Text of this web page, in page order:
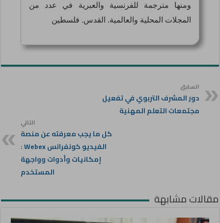
ومنها مترجمة للفرنسية والعبرية في عدد من
المجلات المحلية والعالمية. القدس. فلسطين
السابق
دور المشرف التربوي في تفعيل
مجتمعات التعلم المهنية
التالي
كل ما يجب معرفته عن منصة
الفيديو كونفرانس Webex :
إمكانيات وأدوات وواجهة
المستخدم
مقالات مشابهة